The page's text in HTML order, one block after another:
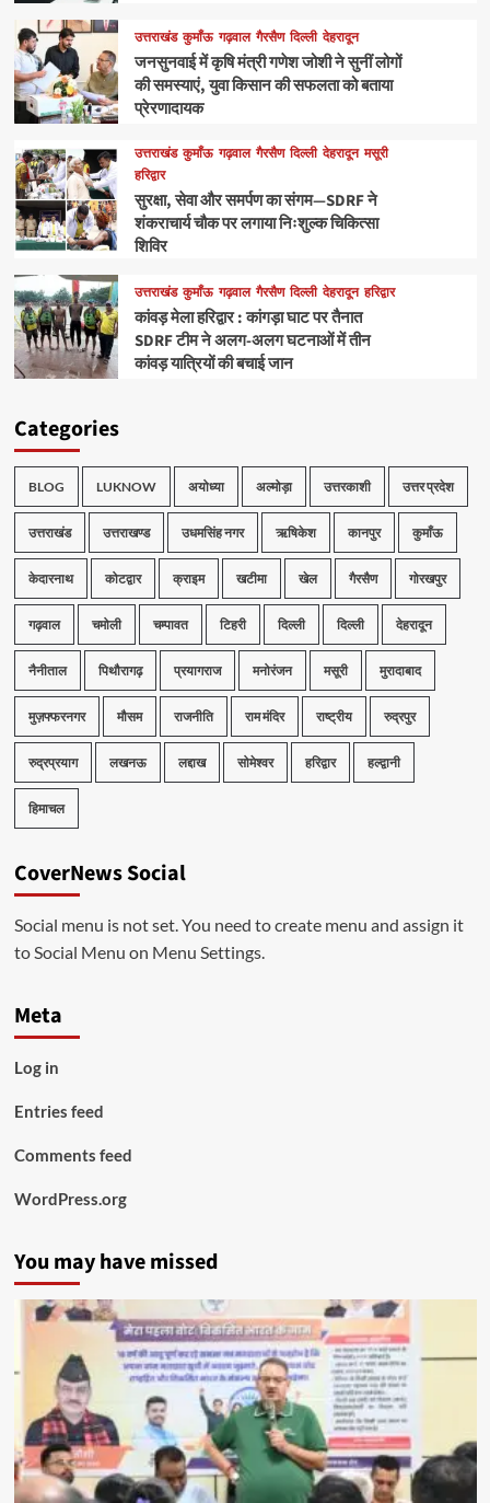
उत्तराखंड कुमाँऊ गढ़वाल गैरसैण दिल्ली देहरादून
जनसुनवाई में कृषि मंत्री गणेश जोशी ने सुनीं लोगों
की समस्याएं, युवा किसान की सफलता को बताया
प्रेरणादायक
उत्तराखंड कुमाँऊ गढ़वाल गैरसैण दिल्ली देहरादून मसूरी
हरिद्वार
सुरक्षा, सेवा और समर्पण का संगम—SDRF ने
शंकराचार्य चौक पर लगाया निःशुल्क चिकित्सा
शिविर
उत्तराखंड कुमाँऊ गढ़वाल गैरसैण दिल्ली देहरादून हरिद्वार
कांवड़ मेला हरिद्वार : कांगड़ा घाट पर तैनात
SDRF टीम ने अलग-अलग घटनाओं में तीन
कांवड़ यात्रियों की बचाई जान
Categories
BLOG LUKNOW अयोध्या अल्मोड़ा उत्तरकाशी उत्तर प्रदेश
उत्तराखंड उत्तराखण्ड उधमसिंह नगर ऋषिकेश कानपुर कुमाँऊ
केदारनाथ कोटद्वार क्राइम खटीमा खेल गैरसैण गोरखपुर
गढ़वाल चमोली चम्पावत टिहरी दिल्ली दिल्ली देहरादून
नैनीताल पिथौरागढ़ प्रयागराज मनोरंजन मसूरी मुरादाबाद
मुज़फ्फरनगर मौसम राजनीति राम मंदिर राष्ट्रीय रुद्रपुर
रुद्रप्रयाग लखनऊ लद्दाख सोमेश्वर हरिद्वार हल्द्वानी
हिमाचल
CoverNews Social
Social menu is not set. You need to create menu and assign it
to Social Menu on Menu Settings.
Meta
Log in
Entries feed
Comments feed
WordPress.org
You may have missed